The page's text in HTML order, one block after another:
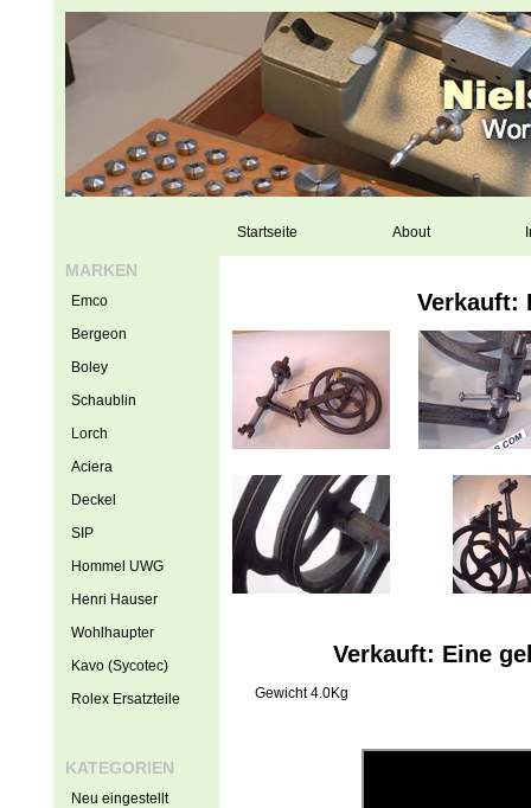
Startseite About
Verkauft:
Verkauft: Eine
Gewicht 4.0Kg
MARKEN
Emco
Bergeon
Boley
Schaublin
Lorch
Aciera
Deckel
SIP
Hommel UWG
Henri Hauser
Wohlhaupter
Kavo (Sycotec)
Rolex Ersatzteile
KATEGORIEN
Neu eingestellt